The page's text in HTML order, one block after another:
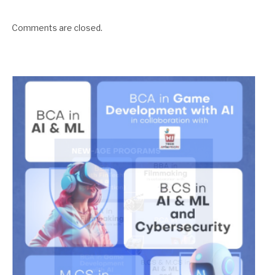
Comments are closed.